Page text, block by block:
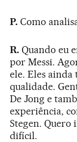
P.Como
R.Quando eu
por Messi.
ele. Eles
qualidade.
De Jong e
experiência,
Stegen. Quero
difícil.